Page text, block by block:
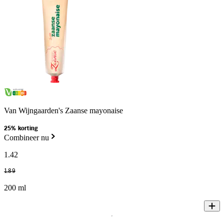
Van Wijngaarden's Zaanse mayonaise
25% korting
Combineer nu
1 .42
1.89
200 ml